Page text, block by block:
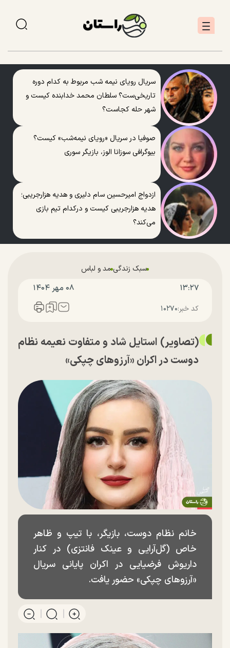
سریال رویای نیمه شب مربوط به کدام دوره
تاریخی‌ست؟ سلطان محمد خدابنده کیست و
شهر حله کجاست؟
صوفیا در سریال «رویای نیمه‌شب» کیست؟
بیوگرافی سوزانا الوز، بازیگر سوری
ازدواج امیرحسین سام دلیری و هدیه هزارجریبی؛
هدیه هزارجریبی کیست و درکدام تیم بازی
می‌کند؟
سبک زندگی مد و لباس
۱۳:۲۷ ۰۸ مهر ۱۴۰۴
کد خبر:۱۰۲۷۰
(تصاویر) استایل شاد و متفاوت نعیمه نظام
دوست در اکران «آرزوهای چپکی»
خانم نظام دوست، بازیگر، با تیپ و ظاهر
خاص (گل‌آرایی و عینک فانتزی) در کنار
داریوش فرضیایی در اکران پایانی سریال
«آرزوهای چپکی» حضور یافت.